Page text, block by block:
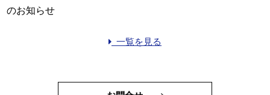
のお知らせ
一覧を見る
お問合せ